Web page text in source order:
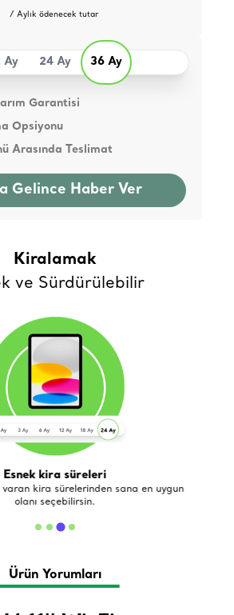
/ Aylık ödenecek tutar
Ay 24 Ay 36 Ay
Garantisi
Opsiyonu
Arasında Teslimat
Gelince Haber Ver
Kiralamak
ve Sürdürülebilir
Esnek kira süreleri
kira sürelerinden sana en uygun
olanı seçebilirsin.
Ürün Yorumları